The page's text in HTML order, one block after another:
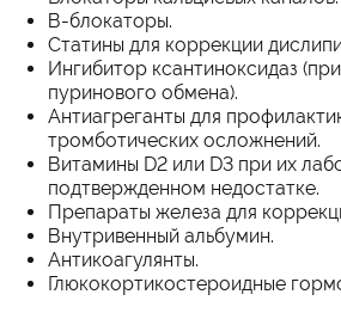
В-блокаторы.
Статины для коррекции
Ингибитор ксантиноксидаз
пуринового обмена).
Антиагреганты для
тромботических осложнений.
Витамины D2 или D3 при их
подтвержденном недостатке.
Препараты железа для
Внутривенный альбумин.
Антикоагулянты.
Глюкокортикостероидные